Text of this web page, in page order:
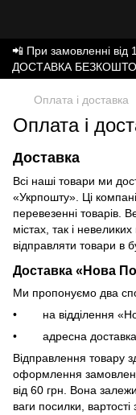
📲 При замовленні від
ДОСТАВКА
Оплата і доставка
Оплата і
Доставка
Всі наші товари ми
«Укрпошту». Ці
перевезенні товарів.
містах, так і
відправляти товари в
Доставка «Нова
Ми пропонуємо два
• на відділення
• адресна доставка
Відправлення товару
оформлення
від 60 грн. Вона
ваги посилки,